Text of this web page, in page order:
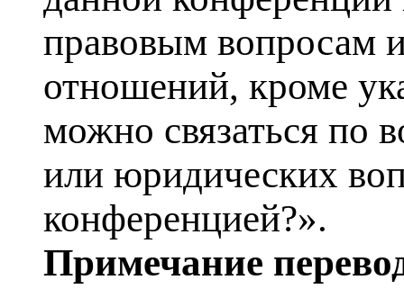
правовым вопросам
отношений, кроме
можно связаться по
или юридических
конференцией?».
Примечание